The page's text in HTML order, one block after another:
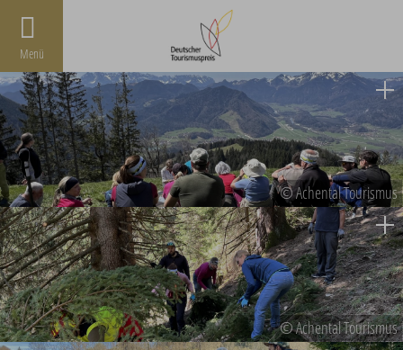
Menü
© Achental Tourismus
© Achental Tourismus